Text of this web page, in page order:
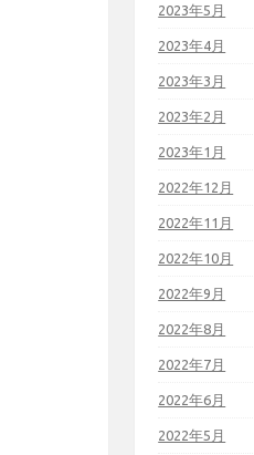
2023年5月
2023年4月
2023年3月
2023年2月
2023年1月
2022年12月
2022年11月
2022年10月
2022年9月
2022年8月
2022年7月
2022年6月
2022年5月